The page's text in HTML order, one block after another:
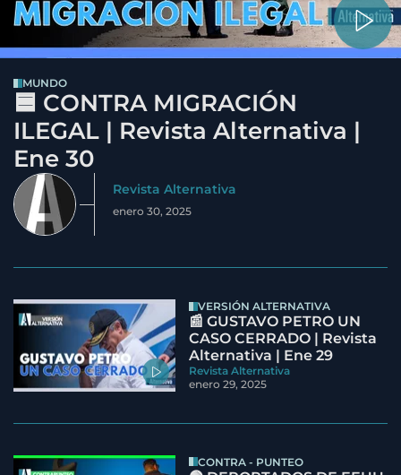
MUNDO
🟦 CONTRA MIGRACIÓN
ILEGAL | Revista Alternativa |
Ene 30
Revista Alternativa
enero 30, 2025
VERSIÓN ALTERNATIVA
📰 GUSTAVO PETRO UN
CASO CERRADO | Revista
Alternativa | Ene 29
Revista Alternativa
enero 29, 2025
CONTRA - PUNTEO